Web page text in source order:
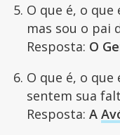
O que é, o
mas sou o pai
Resposta: O
O que é, o
sentem sua
Resposta: A